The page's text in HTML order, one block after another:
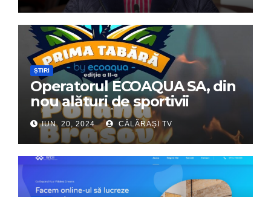
ȘTIRI
Operatorul ECOAQUA SA, din
nou alături de sportivii
călărășeni. Începe „Prima
Tabără”!
IUN. 20, 2024 CĂLĂRAȘI TV